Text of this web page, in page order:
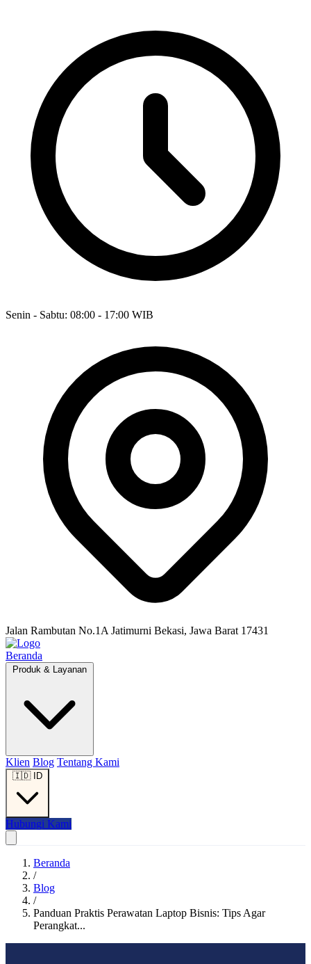
Senin - Sabtu: 08:00 - 17:00 WIB
Jalan Rambutan No.1A Jatimurni Bekasi, Jawa Barat 17431
Beranda
Produk & Layanan
Klien Blog Tentang Kami
🇮🇩 ID
Hubungi Kami
Beranda
/
Blog
/
Panduan Praktis Perawatan Laptop Bisnis: Tips Agar
Perangkat...